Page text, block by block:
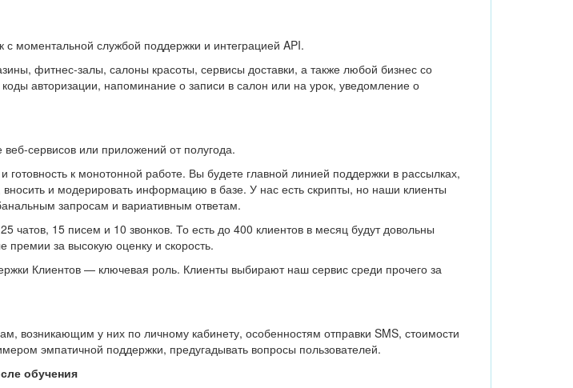
моментальной службой поддержки и интеграцией API.
фитнес-залы, салоны красоты, сервисы доставки, а также любой бизнес со
авторизации, напоминание о записи в салон или на урок, уведомление о
сервисов или приложений от полугода.
к монотонной работе. Вы будете главной линией поддержки в рассылках,
и модерировать информацию в базе. У нас есть скрипты, но наши клиенты
запросам и вариативным ответам.
чатов, 15 писем и 10 звонков. То есть до 400 клиентов в месяц будут довольны
премии за высокую оценку и скорость.
Клиентов — ключевая роль. Клиенты выбирают наш сервис среди прочего за
возникающим у них по личному кабинету, особенностям отправки SMS, стоимости
эмпатичной поддержки, предугадывать вопросы пользователей.
обучения